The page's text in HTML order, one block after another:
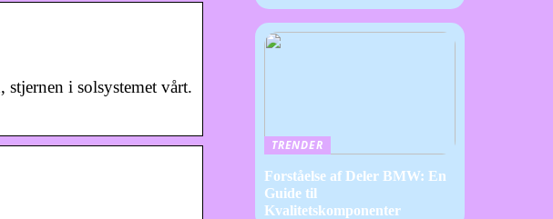
i solsystemet vårt.
TRENDER
Forståelse af Deler BMW: En
Guide til
Kvalitetskomponenter